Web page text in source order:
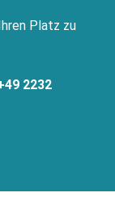
Platz zu
2232